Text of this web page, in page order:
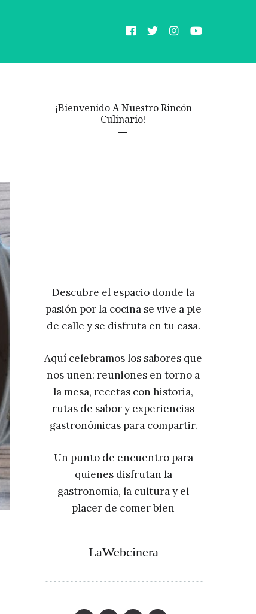
¡Bienvenido A Nuestro Rincón
Culinario!
Descubre el espacio donde la
pasión por la cocina se vive a pie
de calle y se disfruta en tu casa.
Aquí celebramos los sabores que
nos unen: reuniones en torno a
la mesa, recetas con historia,
rutas de sabor y experiencias
gastronómicas para compartir.
Un punto de encuentro para
quienes disfrutan la
gastronomía, la cultura y el
placer de comer bien
LaWebcinera